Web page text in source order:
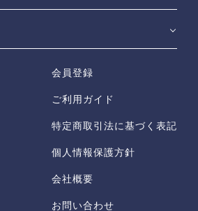
会員登録
ご利用ガイド
特定商取引法に基づく表記
個人情報保護方針
会社概要
お問い合わせ